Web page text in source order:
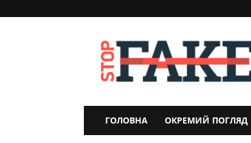
StopFake
ГОЛОВНА ОКРЕМИЙ ПОГЛЯД